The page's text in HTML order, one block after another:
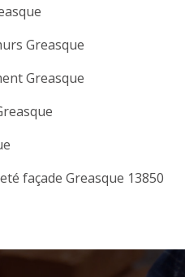
Greasque
Greasque
façade Greasque 13850